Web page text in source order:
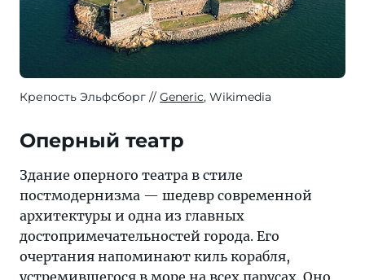
Крепость Эльфсборг Generic, Wikimedia
Оперный театр
Здание оперного театра в стиле
постмодернизма — шедевр современной
архитектуры и одна из главных
достопримечательностей города. Его
очертания напоминают киль корабля,
устремившегося в море на всех парусах. Оно